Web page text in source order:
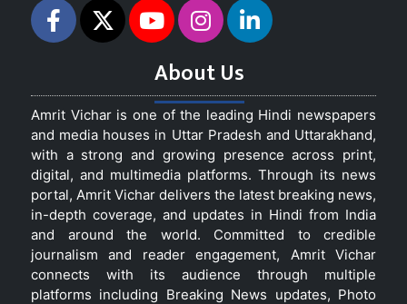
About Us
Amrit Vichar is one of the leading Hindi newspapers
and media houses in Uttar Pradesh and Uttarakhand,
with a strong and growing presence across print,
digital, and multimedia platforms. Through its news
portal, Amrit Vichar delivers the latest breaking news,
in-depth coverage, and updates in Hindi from India
and around the world. Committed to credible
journalism and reader engagement, Amrit Vichar
connects with its audience through multiple
platforms including Breaking News updates, Photo